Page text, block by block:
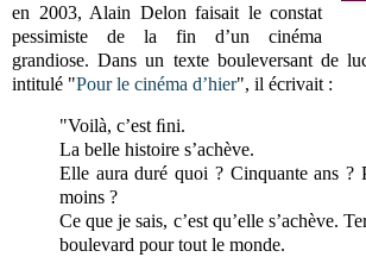
en 2003, Alain Delon faisait le constat
pessimiste de la fin d’un cinéma
grandiose. Dans un texte bouleversant de
intitulé "Pour le cinéma d’hier", il écrivait :
"Voilà, c’est ﬁni.
La belle histoire s’achève.
Elle aura duré quoi ? Cinquante ans ?
moins ?
Ce que je sais, c’est qu’elle s’achève.
boulevard pour tout le monde.